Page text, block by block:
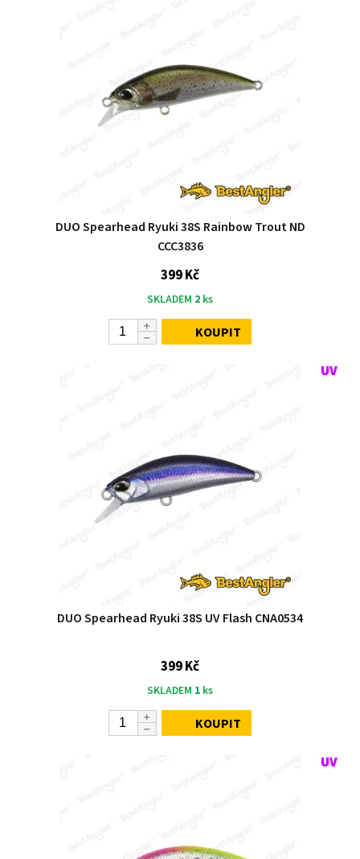
DUO Spearhead Ryuki 38S Rainbow Trout ND
CCC3836
399 Kč
SKLADEM 2 ks
KOUPIT
DUO Spearhead Ryuki 38S UV Flash CNA0534
399 Kč
SKLADEM 1 ks
KOUPIT